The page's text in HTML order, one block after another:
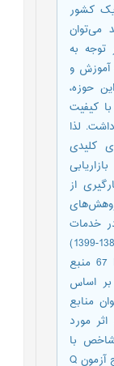
کشور
به
و
حوزه،
کیفیت
لذا
کلیدی
از
خدمات
آموزشی طی سال‌هاي (2005-2020) و (1385-1399)
صورت گرفته است. از 91 منبع اولیه، ابتدا 67 منبع
سپس 39 منبع بر اساس
به عنوان منابع
مورد
با
بکارگیری نرم افزار CMA بررسی شد. با نتایج آزمون Q